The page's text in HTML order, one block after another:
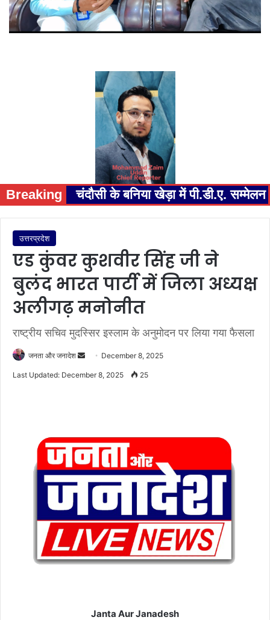
Breaking चंदौसी के बनिया खेड़ा में पी.डी.ए.
उत्तरप्रदेश
एड कुंवर कुशवीर सिंह जी ने
बुलंद भारत पार्टी में जिला अध्यक्ष
अलीगढ़ मनोनीत
राष्ट्रीय सचिव मुदस्सिर इस्लाम के अनुमोदन पर लिया गया फैसला
जनता और जनादेश
e
e
m
a
December 8, 2025
Last Updated: December 8, 2025 25
Janta Aur Janadesh